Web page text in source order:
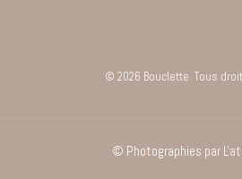
© 2026 Bouclette. Tous
© Photographies par